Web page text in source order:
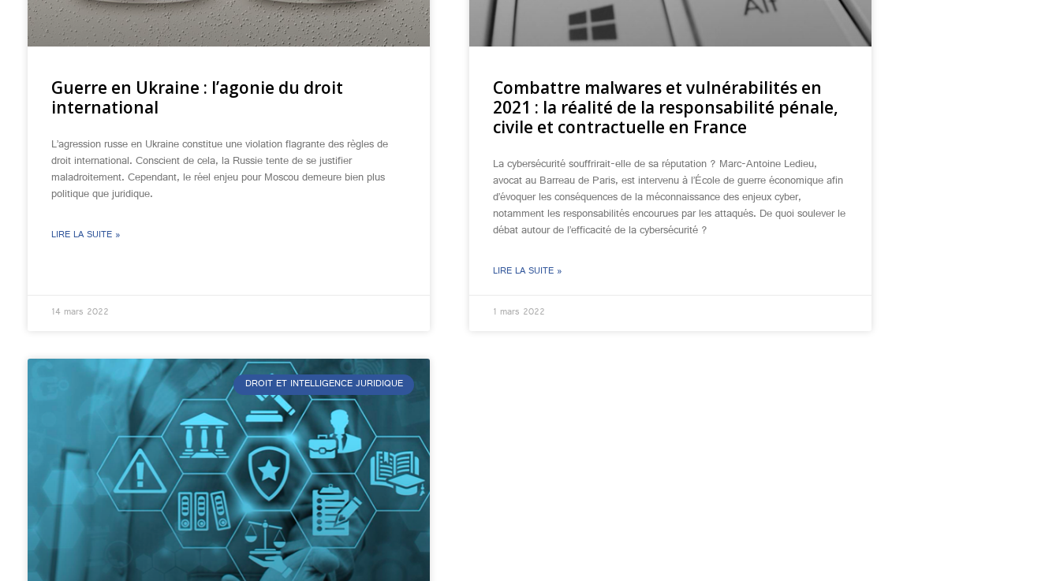
Guerre en Ukraine : l’agonie du droit
international
L’agression russe en Ukraine constitue une violation flagrante des règles de
droit international. Conscient de cela, la Russie tente de se justifier
maladroitement. Cependant, le réel enjeu pour Moscou demeure bien plus
politique que juridique.
LIRE LA SUITE »
14 mars 2022
Combattre malwares et vulnérabilités en
2021 : la réalité de la responsabilité pénale,
civile et contractuelle en France
La cybersécurité souffrirait-elle de sa réputation ? Marc-Antoine Ledieu,
avocat au Barreau de Paris, est intervenu à l’École de guerre économique afin
d’évoquer les conséquences de la méconnaissance des enjeux cyber,
notamment les responsabilités encourues par les attaqués. De quoi soulever le
débat autour de l’efficacité de la cybersécurité ?
LIRE LA SUITE »
1 mars 2022
DROIT ET INTELLIGENCE JURIDIQUE